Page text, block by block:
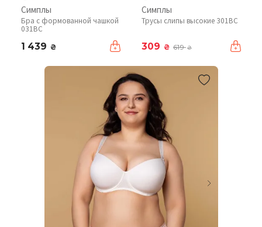
Симплы
Бра с формованной чашкой
031BC
1 439 ₴
Симплы
Трусы слипы высокие 301BC
309 ₴ 619₴